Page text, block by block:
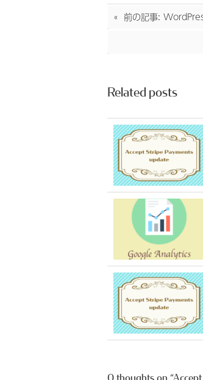
稿
ビ
ー
シ
ン
前の記事:
Related posts